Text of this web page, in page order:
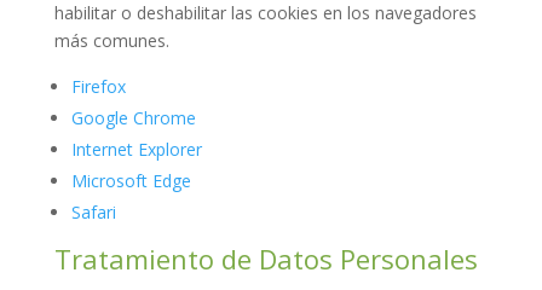
habilitar o deshabilitar las cookies en los navegadores
más comunes.
Firefox
Google Chrome
Internet Explorer
Microsoft Edge
Safari
Tratamiento de Datos Personales